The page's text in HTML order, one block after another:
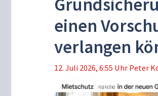
einen
verlangen
12. Juli 2026, 6:55 Uhr Peter